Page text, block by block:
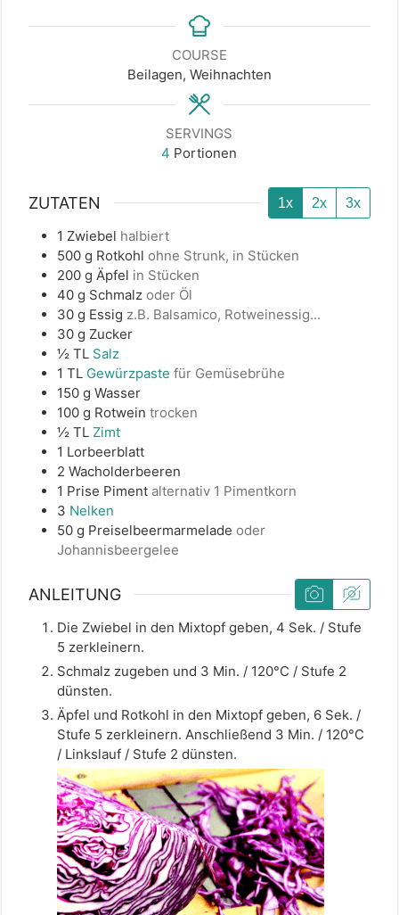
COURSE
Beilagen, Weihnachten
SERVINGS
4 Portionen
ZUTATEN 1x 2x 3x
1 Zwiebel halbiert
500 g Rotkohl ohne Strunk, in Stücken
200 g Äpfel in Stücken
40 g Schmalz oder Öl
30 g Essig z.B. Balsamico, Rotweinessig...
30 g Zucker
½ TL Salz
1 TL Gewürzpaste für Gemüsebrühe
150 g Wasser
100 g Rotwein trocken
½ TL Zimt
1 Lorbeerblatt
2 Wacholderbeeren
1 Prise Piment alternativ 1 Pimentkorn
3 Nelken
50 g Preiselbeermarmelade oder
Johannisbeergelee
ANLEITUNG
Die Zwiebel in den Mixtopf geben, 4 Sek. / Stufe
5 zerkleinern.
Schmalz zugeben und 3 Min. / 120°C / Stufe 2
dünsten.
Äpfel und Rotkohl in den Mixtopf geben, 6 Sek. /
Stufe 5 zerkleinern. Anschließend 3 Min. / 120°C
/ Linkslauf / Stufe 2 dünsten.